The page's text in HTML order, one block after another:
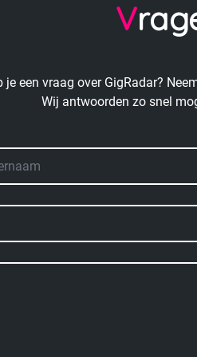
je een vraag over GigRadar?
Wij antwoorden zo snel